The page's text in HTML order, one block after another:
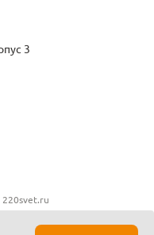
220svet.ru
3